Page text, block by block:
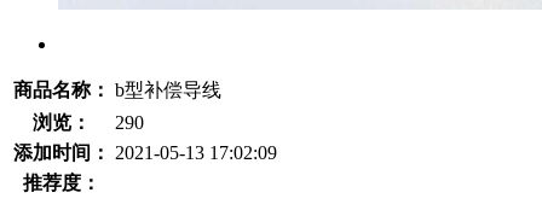
商品名称： b型补偿导线
浏览：
290
添加时间：
2021-05-13 17:02:09
推荐度：